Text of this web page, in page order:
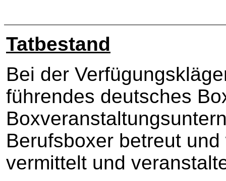
Tatbestand
Bei der
führendes deutsches
Berufsboxer betreut
vermittelt und